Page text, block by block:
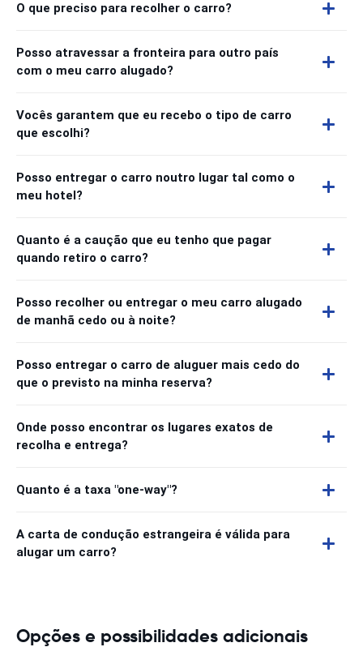
O que preciso para recolher o carro?
Posso atravessar a fronteira para outro país
com o meu carro alugado?
Vocês garantem que eu recebo o tipo de carro
que escolhi?
Posso entregar o carro noutro lugar tal como o
meu hotel?
Quanto é a caução que eu tenho que pagar
quando retiro o carro?
Posso recolher ou entregar o meu carro alugado
de manhã cedo ou à noite?
Posso entregar o carro de aluguer mais cedo do
que o previsto na minha reserva?
Onde posso encontrar os lugares exatos de
recolha e entrega?
Quanto é a taxa "one-way"?
A carta de condução estrangeira é válida para
alugar um carro?
Opções e possibilidades adicionais